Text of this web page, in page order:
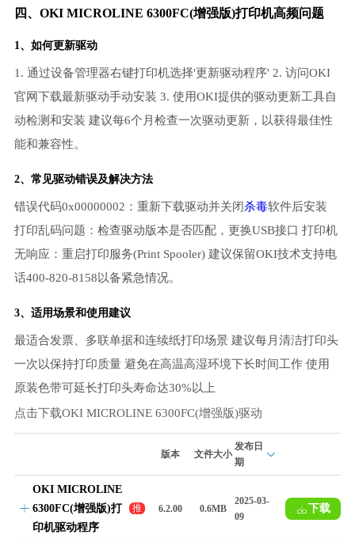
四、OKI MICROLINE 6300FC(增强版)打印机高频问题
1、如何更新驱动
1. 通过设备管理器右键打印机选择'更新驱动程序' 2. 访问OKI
官网下载最新驱动手动安装 3. 使用OKI提供的驱动更新工具自
动检测和安装 建议每6个月检查一次驱动更新，以获得最佳性
能和兼容性。
2、常见驱动错误及解决方法
错误代码0x00000002：重新下载驱动并关闭杀毒软件后安装
打印乱码问题：检查驱动版本是否匹配，更换USB接口 打印机
无响应：重启打印服务(Print Spooler) 建议保留OKI技术支持电
话400-820-8158以备紧急情况。
3、适用场景和使用建议
最适合发票、多联单据和连续纸打印场景 建议每月清洁打印头
一次以保持打印质量 避免在高温高湿环境下长时间工作 使用
原装色带可延长打印头寿命达30%以上
点击下载OKI MICROLINE 6300FC(增强版)驱动
版本 文件大小
发布日
期
OKI MICROLINE
6300FC(增强版)打
印机驱动程序
推
6.2.00 0.6MB
2025-03-
09
下载